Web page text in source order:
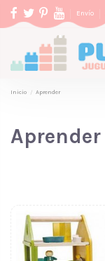
Envío
Inicio Aprender
Aprender